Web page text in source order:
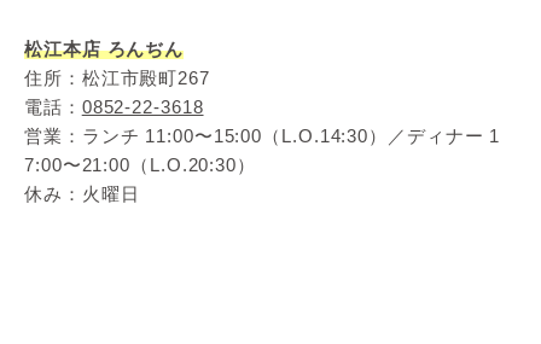
松江本店 ろんぢん
住所：松江市殿町267
電話： 0852-22-3618
営業：ランチ 11:00〜15:00（L.O.14:30）／ディナー 1
7:00〜21:00（L.O.20:30）
休み：火曜日